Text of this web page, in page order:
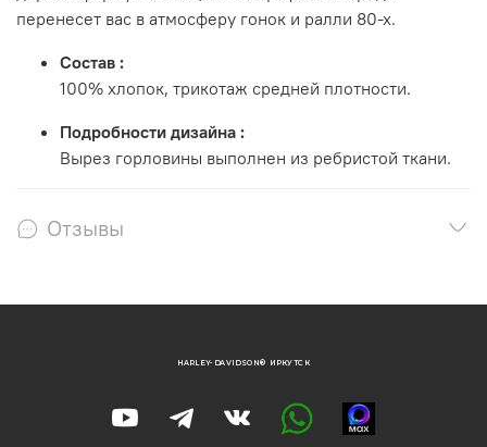
перенесет вас в атмосферу гонок и ралли 80-х.
Состав :
100% хлопок, трикотаж средней плотности.
Подробности дизайна :
Вырез горловины выполнен из ребристой ткани.
Отзывы
HARLEY-DAVIDSON® ИРКУТСК